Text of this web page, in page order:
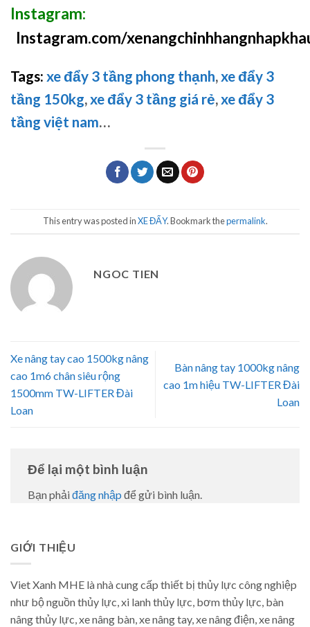
Instagram:
Instagram.com/
Tags: xe đẩy 3 tầng phong thạnh,xe đẩy 3
tầng 150kg,xe đẩy 3 tầng giá rẻ,xe đẩy 3
tầng việt nam…
This entry was posted inXE ĐẨY. Bookmark thepermalink.
NGOC TIEN
Xe nâng tay cao 1500kg nâng
cao 1m6 chân siêu rộng
1500mm TW-LIFTER Đài
Loan
Bàn nâng tay 1000kg nâng
cao 1m hiệu TW-LIFTER Đài
Loan
Để lại một bình luận
Bạn phải đăng nhập để gửi bình luận.
GIỚI THIỆU
Viet Xanh MHE là nhà cung cấp thiết bị thủy lực công nghiệp
như bộ nguồn thủy lực, xi lanh thủy lực, bơm thủy lực, bàn
nâng thủy lực, xe nâng bàn, xe nâng tay, xe nâng điện, xe nâng